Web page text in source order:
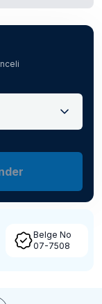
Belge No
07-7508